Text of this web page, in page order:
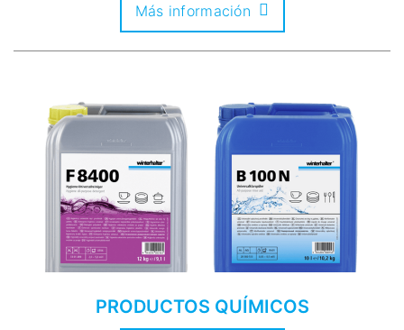
Más información
PRODUCTOS QUÍMICOS